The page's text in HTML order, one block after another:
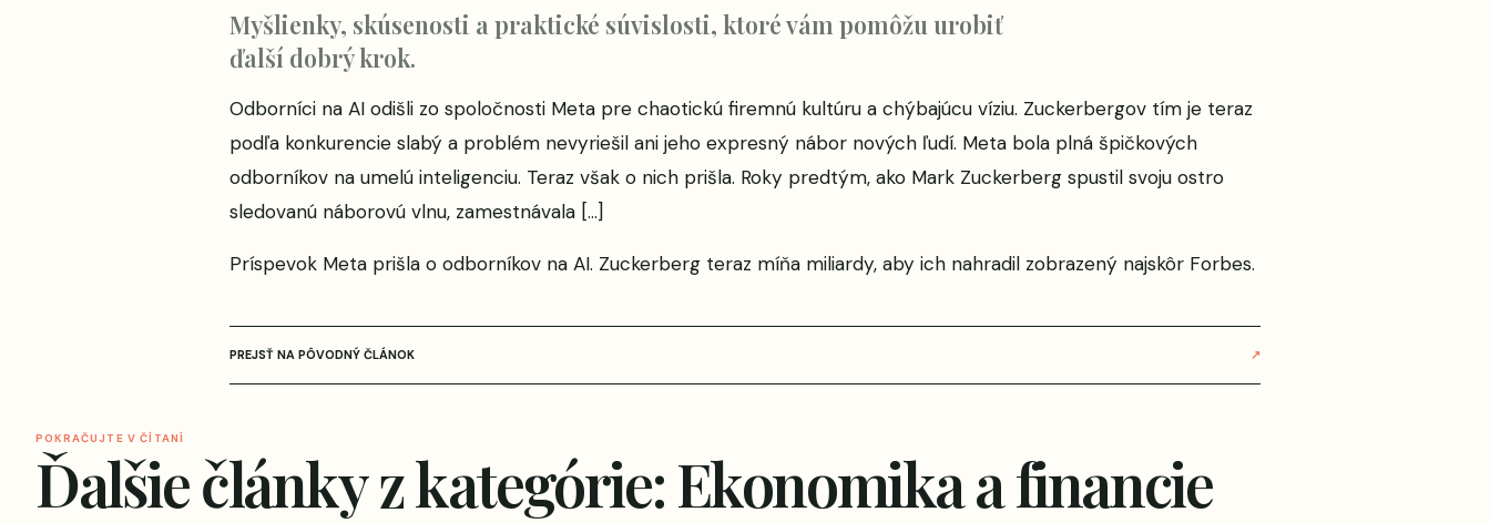
Myšlienky, skúsenosti a praktické súvislosti, ktoré vám pomôžu urobiť
ďalší dobrý krok.
Odborníci na AI odišli zo spoločnosti Meta pre chaotickú firemnú kultúru a chýbajúcu víziu. Zuckerbergov tím je teraz
podľa konkurencie slabý a problém nevyriešil ani jeho expresný nábor nových ľudí. Meta bola plná špičkových
odborníkov na umelú inteligenciu. Teraz však o nich prišla. Roky predtým, ako Mark Zuckerberg spustil svoju ostro
sledovanú náborovú vlnu, zamestnávala […]
Príspevok Meta prišla o odborníkov na AI. Zuckerberg teraz míňa miliardy, aby ich nahradil zobrazený najskôr Forbes.
PREJSŤ NA PÔVODNÝ ČLÁNOK ↗
POKRAČUJTE V ČÍTANÍ
Ďalšie články z kategórie: Ekonomika a financie